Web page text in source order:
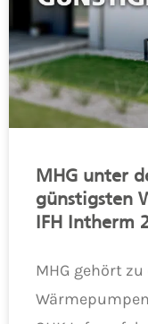
MHG unter
günstigsten
IFH Intherm
MHG gehört